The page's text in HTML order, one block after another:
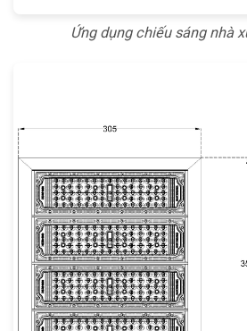
Ứng dụng chiếu sáng nhà